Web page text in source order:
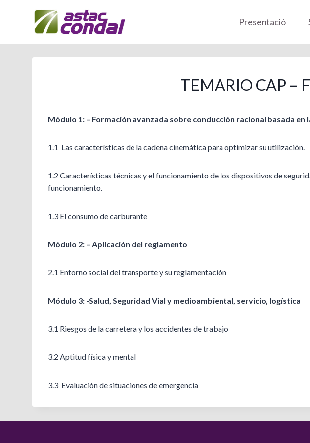
Presentació
TEMARIO CAP –
Módulo 1: – Formación avanzada sobre conducción racional basada en
1.1 Las características de la cadena cinemática para optimizar su utilización.
1.2 Características técnicas y el funcionamiento de los dispositivos de
funcionamiento.
1.3 El consumo de carburante
Módulo 2: – Aplicación del reglamento
2.1 Entorno social del transporte y su reglamentación
Módulo 3: -Salud, Seguridad Vial y medioambiental, servicio, logística
3.1 Riesgos de la carretera y los accidentes de trabajo
3.2 Aptitud física y mental
3.3 Evaluación de situaciones de emergencia